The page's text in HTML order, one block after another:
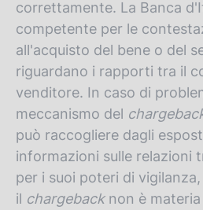
correttamente. La Banca
competente per le
all'acquisto del bene o del
riguardano i rapporti tra il
venditore. In caso di
meccanismo del
può raccogliere dagli
informazioni sulle relazioni
per i suoi poteri di
il chargebacknon è